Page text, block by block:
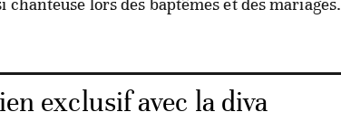
exclusif avec la diva